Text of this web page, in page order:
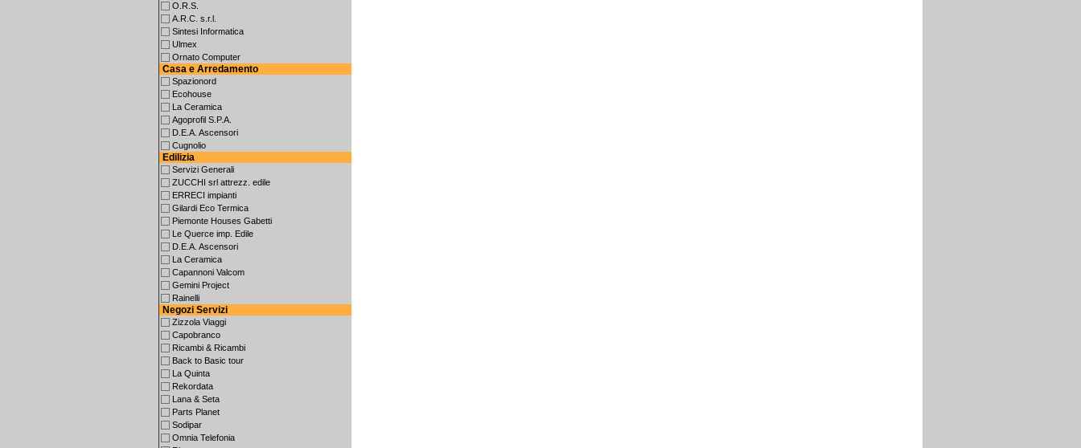
O.R.S.
A.R.C. s.r.l.
Sintesi Informatica
Ulmex
Ornato Computer
Casa e Arredamento
Spazionord
Ecohouse
La Ceramica
Agoprofil S.P.A.
D.E.A. Ascensori
Cugnolio
Edilizia
Servizi Generali
ZUCCHI srl attrezz. edile
ERRECI impianti
Gilardi Eco Termica
Piemonte Houses Gabetti
Le Querce imp. Edile
D.E.A. Ascensori
La Ceramica
Capannoni Valcom
Gemini Project
Rainelli
Negozi Servizi
Zizzola Viaggi
Capobranco
Ricambi & Ricambi
Back to Basic tour
La Quinta
Rekordata
Lana & Seta
Parts Planet
Sodipar
Omnia Telefonia